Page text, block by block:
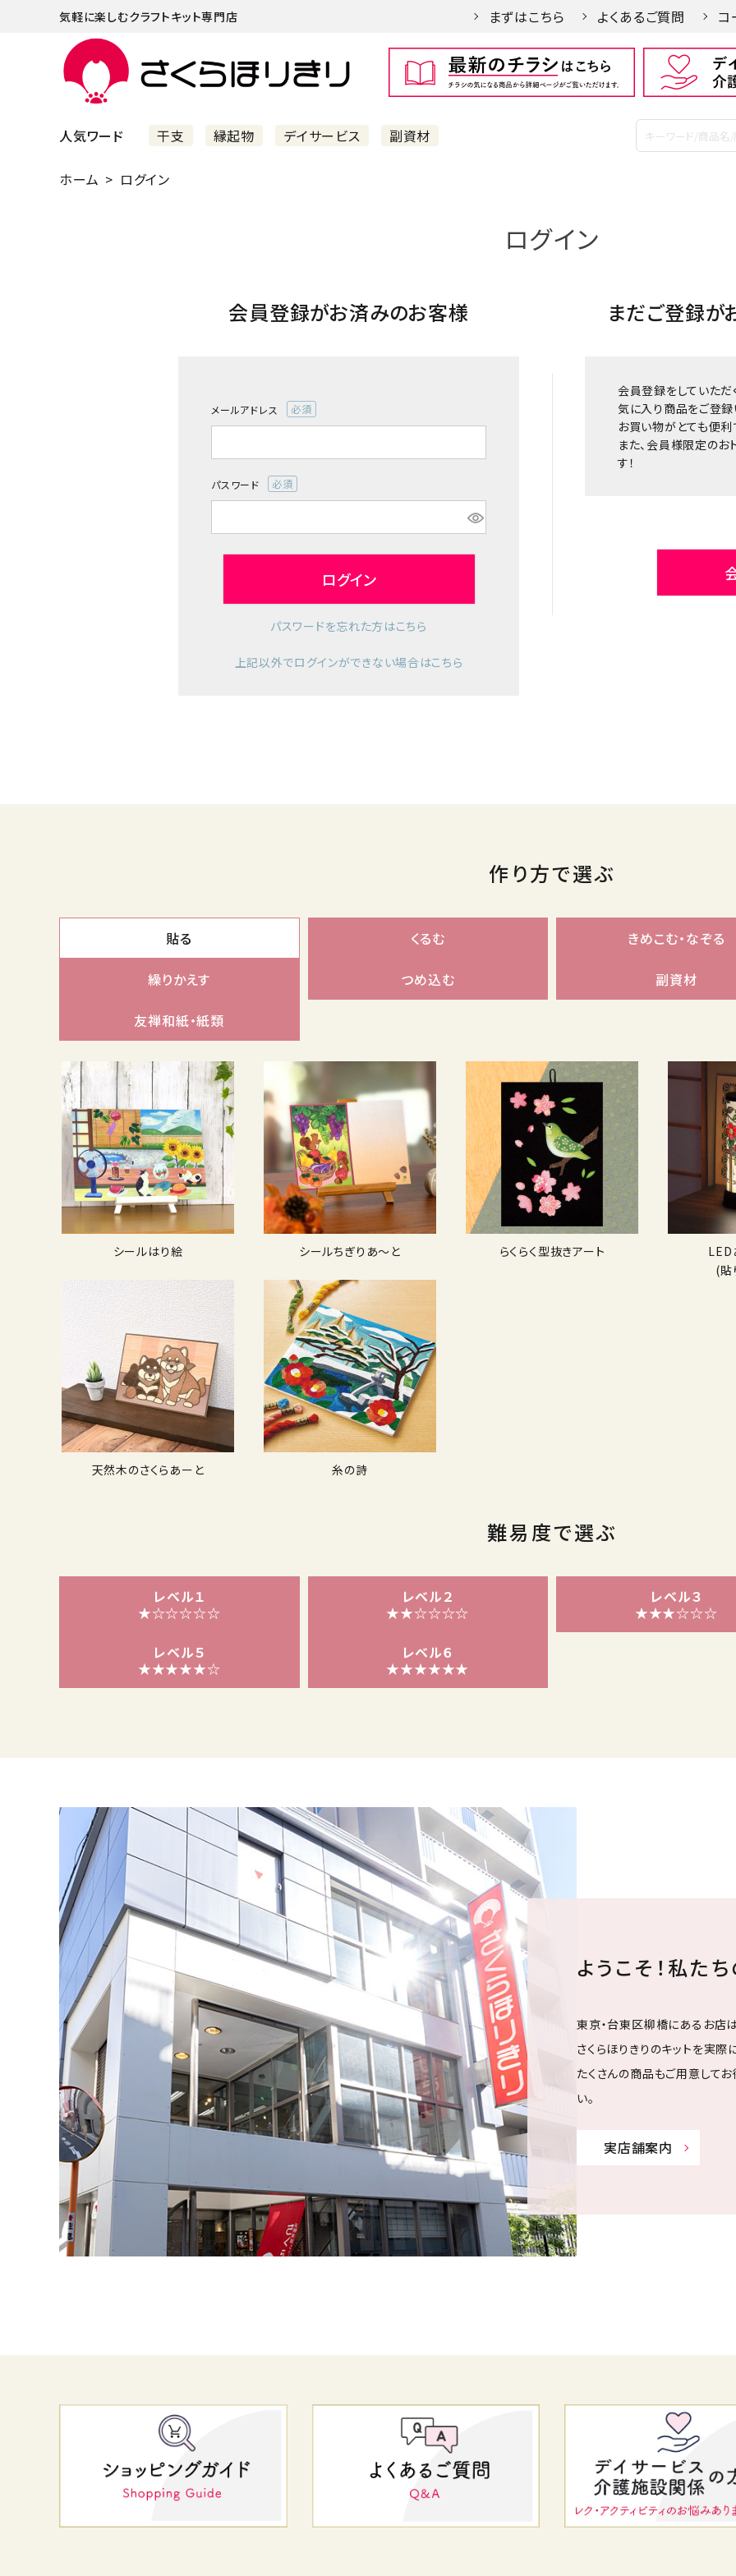
気軽に楽しむクラフトキット専門店 まずはこちら よくあるご質問 コ
人気ワード 干支 縁起物 デイサービス 副資材
まずはこちら
ホーム ログイン
ログイン
会員登録がお済みのお客様
メールアドレス
(必
パスワード
(必
ログイン
パスワードを忘れた方はこちら
上記以外でログインができない場合はこちら
まだご登録が
会員登録をしていただ
気に入り商品をご登
お買い物がとても便利
また、会員様限定のお
す！
作り方で選ぶ
貼る くるむ きめこむ・なぞる
繰りかえす つめ込む 副資材
友禅和紙・紙類
シールはり絵 シールちぎりあ〜と らくらく型抜きアート
LED
(貼
天然木のさくらあーと 糸の詩
難易度で選ぶ
レベル１
★☆☆☆☆☆
レベル２
★★☆☆☆☆
レベル３
★★★☆☆☆
レベル５
★★★★★☆
レベル６
★★★★★★
ようこそ！私た
東京・台東区柳橋にあるお店
さくらほりきりのキットを実際
たくさんの商品もご用意してお
い。
実店舗案内